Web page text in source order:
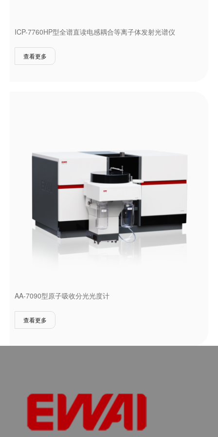
ICP-7760HP型全谱直读电感耦合等离子体发射光谱仪
查看更多
AA-7090型原子吸收分光光度计
查看更多